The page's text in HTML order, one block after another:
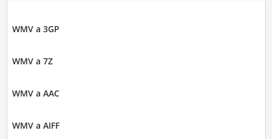
WMV a 3GP
WMV a 7Z
WMV a AAC
WMV a AIFF